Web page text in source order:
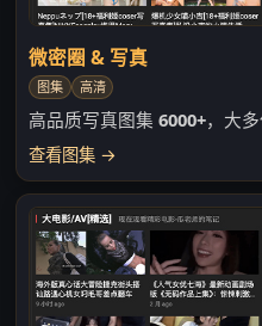
微密圈 & 写真
图集 高清
高品质写真图集6000+，大
查看图集 →